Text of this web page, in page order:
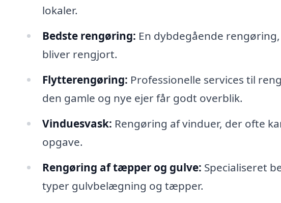
lokaler.
Bedste rengøring: En dybdegående
bliver rengjort.
Flytterengøring: Professionelle services til
den gamle og nye ejer får godt overblik.
Vinduesvask: Rengøring af vinduer, der ofte
opgave.
Rengøring af tæpper og gulve: Specialiseret
typer gulvbelægning og tæpper.